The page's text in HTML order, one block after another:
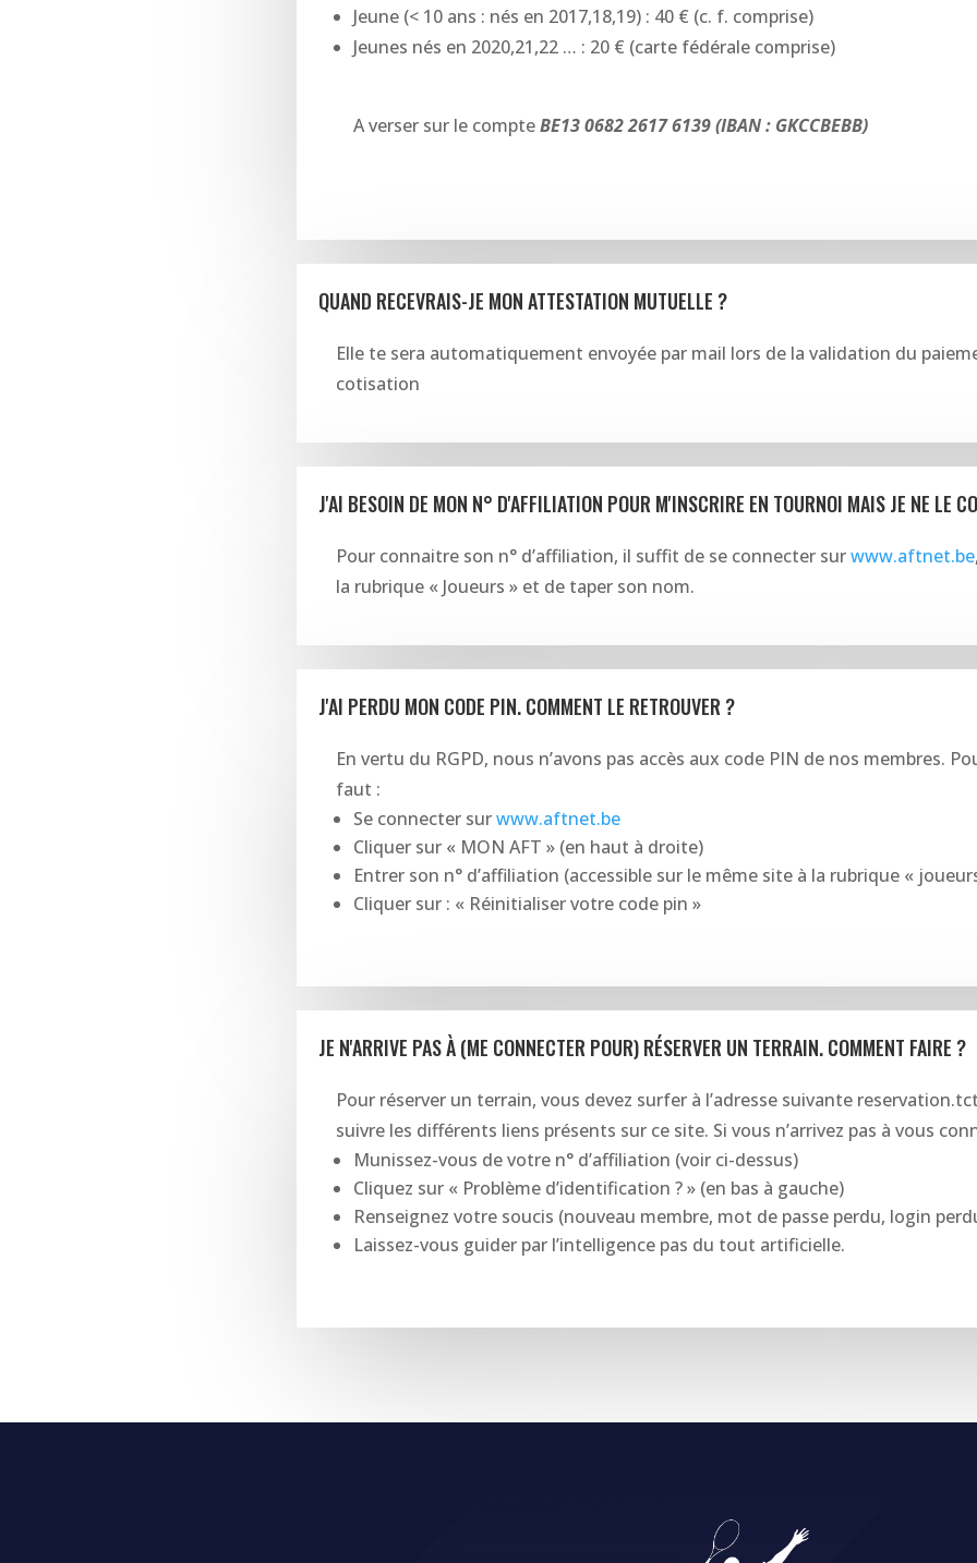
Jeune (< 10 ans : nés en 2017,18,19) : 40 € (c. f. comprise)
Jeunes nés en 2020,21,22 … : 20 € (carte fédérale comprise)
A verser sur le compteBE13 0682 2617 6139 (IBAN : GKCCBEBB)
QUAND RECEVRAIS-JE MON ATTESTATION MUTUELLE ?
Elle te sera automatiquement envoyée par mail lors de la validation du
cotisation
J'AI BESOIN DE MON N° D'AFFILIATION POUR M'INSCRIRE EN TOURNOI MAIS JE NE LE
Pour connaitre son n° d’affiliation, il suffit de se connecter surwww.aftnet.be
la rubrique « Joueurs » et de taper son nom.
J'AI PERDU MON CODE PIN. COMMENT LE RETROUVER ?
En vertu du RGPD, nous n’avons pas accès aux code PIN de nos membres.
faut :
Se connecter surwww.aftnet.be
Cliquer sur « MON AFT » (en haut à droite)
Entrer son n° d’affiliation (accessible sur le même site à la rubrique «
Cliquer sur : « Réinitialiser votre code pin »
JE N'ARRIVE PAS À (ME CONNECTER POUR) RÉSERVER UN TERRAIN. COMMENT FAIRE ?
Pour réserver un terrain, vous devez surfer à l’adresse suivante
suivre les différents liens présents sur ce site. Si vous n’arrivez pas à vous
Munissez-vous de votre n° d’affiliation (voir ci-dessus)
Cliquez sur « Problème d’identification ? » (en bas à gauche)
Renseignez votre soucis (nouveau membre, mot de passe perdu, login
Laissez-vous guider par l’intelligence pas du tout artificielle.